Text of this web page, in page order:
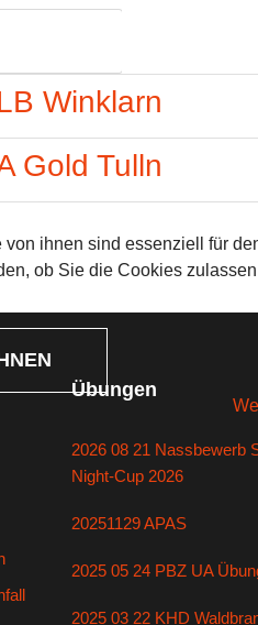
Winklarn
Gold Tulln
Übungen
2026 08 21 Nassbewerb
Night-Cup 2026
20251129 APAS
2025 05 24 PBZ UA
2025 03 22 KHD
ihnen sind essenziell für
ob Sie die Cookies